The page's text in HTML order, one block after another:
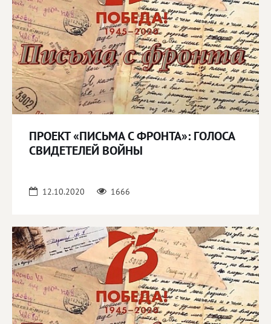
ПРОЕКТ «ПИСЬМА С ФРОНТА»: ГОЛОСА
СВИДЕТЕЛЕЙ ВОЙНЫ
12.10.2020 1666